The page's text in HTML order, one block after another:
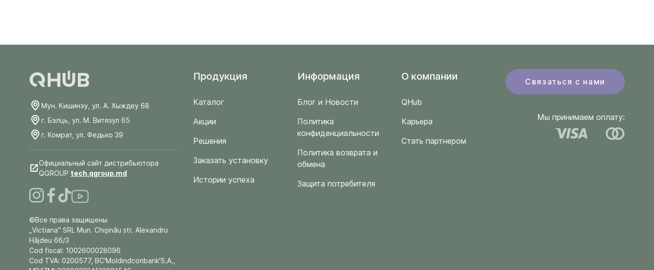
Мун. Кишинэу, ул. А. Хыждеу 68
г. Бэлць, ул. М. Витязул 65
г. Комрат, ул. Федько 39
Официальный сайт дистрибьютора
QGROUP tech.qgroup.md
©Все права защищены
„Victiana" SRL Mun. Chişinău str. Alexandru
Hâjdeu 66/3
Cod fiscal: 1002600028096
Cod TVA: 0200577, BC'Moldindconbank'S.A.,
Продукция
Каталог
Акции
Решения
Заказать установку
Истории успеха
Информация
Блог и Новости
Политика
конфиденциальности
Политика возврата и
обмена
Защита потребителя
O компании
QHub
Карьера
Стать партнером
Связаться с нами
Мы принимаем оплату: